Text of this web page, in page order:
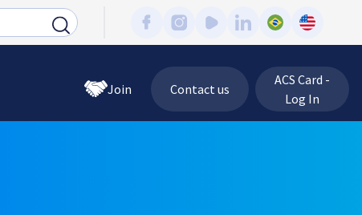
Join Contact us
ACS Card -
Log In